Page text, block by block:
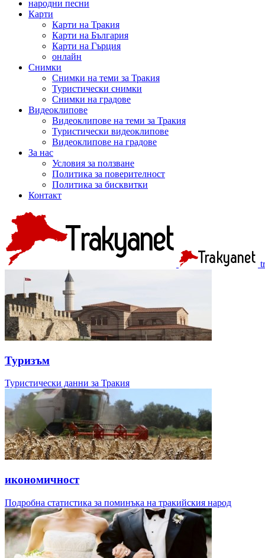
народни песни
Карти
Карти на Тракия
Карти на България
Карти на Гърция
онлайн
Снимки
Снимки на теми за Тракия
Туристически снимки
Снимки на градове
Видеоклипове
Видеоклипове на теми за Тракия
Туристически видеоклипове
Видеоклипове на градове
За нас
Условия за ползване
Политика за поверителност
Политика за бисквитки
Контакт
Туризъм
Туристически данни за Тракия
икономичност
Подробна статистика за поминъка на тракийския народ